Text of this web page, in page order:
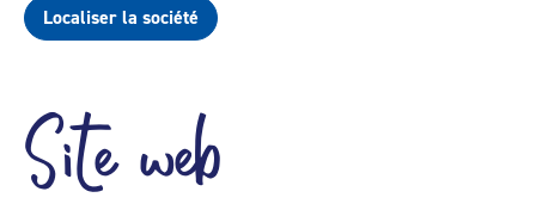
Localiser la société
Site web